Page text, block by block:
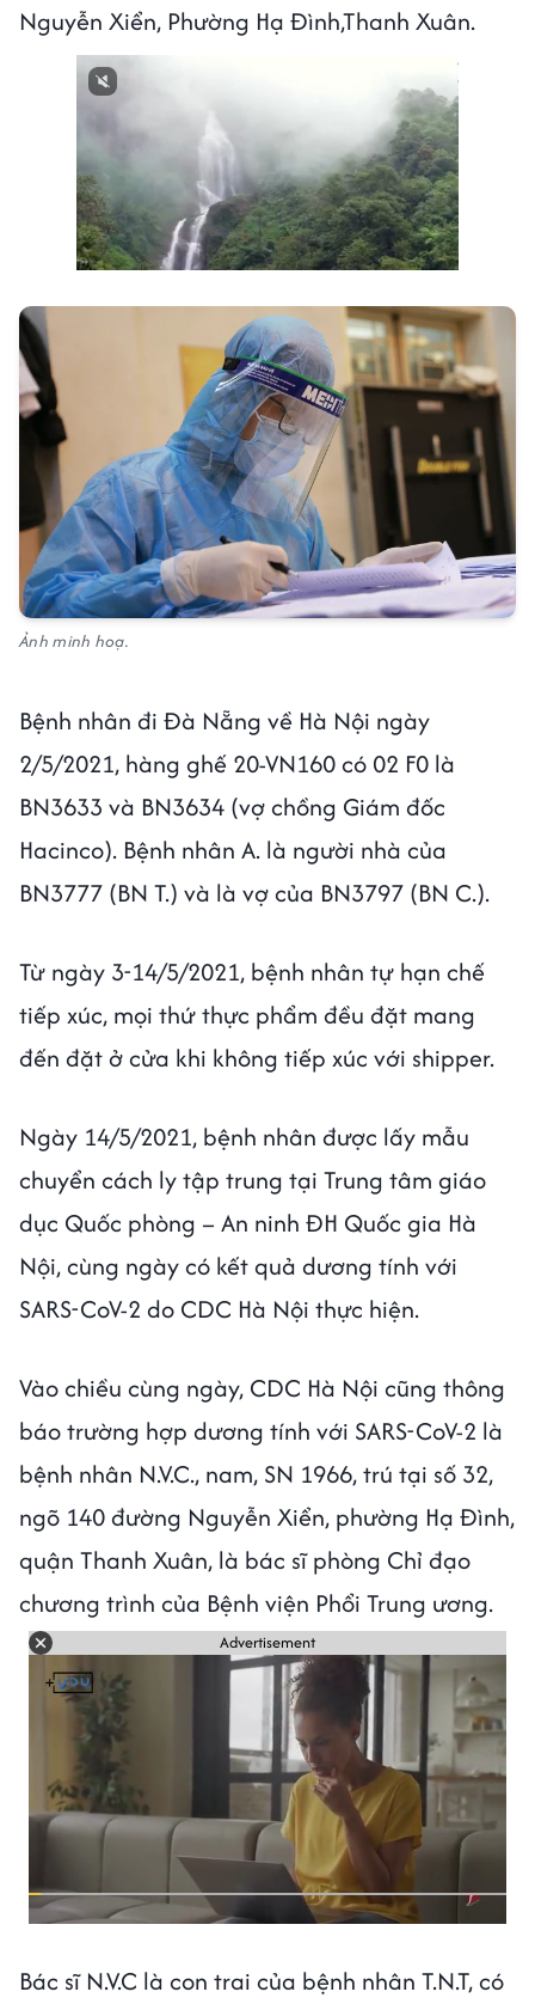
Nguyễn Xiển, Phường Hạ Đình,Thanh Xuân.
Ảnh minh hoạ.
Bệnh nhân đi Đà Nẵng về Hà Nội ngày
2/5/2021, hàng ghế 20-VN160 có 02 F0 là
BN3633 và BN3634 (vợ chồng Giám đốc
Hacinco). Bệnh nhân A. là người nhà của
BN3777 (BN T.) và là vợ của BN3797 (BN C.).
Từ ngày 3-14/5/2021, bệnh nhân tự hạn chế
tiếp xúc, mọi thứ thực phẩm đều đặt mang
đến đặt ở cửa khi không tiếp xúc với shipper.
Ngày 14/5/2021, bệnh nhân được lấy mẫu
chuyển cách ly tập trung tại Trung tâm giáo
dục Quốc phòng – An ninh ĐH Quốc gia Hà
Nội, cùng ngày có kết quả dương tính với
SARS-CoV-2 do CDC Hà Nội thực hiện.
Vào chiều cùng ngày, CDC Hà Nội cũng thông
báo trường hợp dương tính với SARS-CoV-2 là
bệnh nhân N.V.C., nam, SN 1966, trú tại số 32,
ngõ 140 đường Nguyễn Xiển, phường Hạ Đình,
quận Thanh Xuân, là bác sĩ phòng Chỉ đạo
chương trình của Bệnh viện Phổi Trung ương.
Advertisement
Bác sĩ N.V.C là con trai của bệnh nhân T.N.T, có